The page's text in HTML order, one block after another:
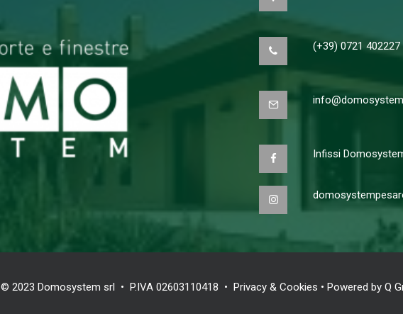
(+39) 0721 402227
Infissi
© 2023 Domosystem srl • P.IVA 02603110418 • Privacy & Cookies • Powered by Q